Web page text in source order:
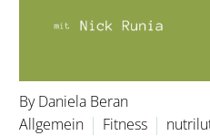
By Daniela Beran
Allgemein
Fitness